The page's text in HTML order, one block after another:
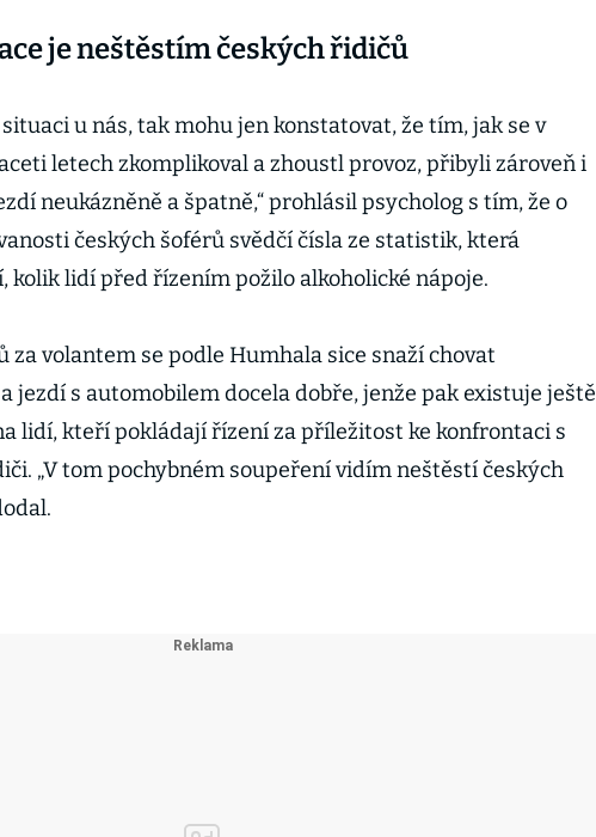
je neštěstím českých řidičů
situaci u nás, tak mohu jen konstatovat, že tím, jak se v
letech zkomplikoval a zhoustl provoz, přibyli zároveň i
neukázněně a špatně,“ prohlásil psycholog s tím, že o
českých šoférů svědčí čísla ze statistik, která
kolik lidí před řízením požilo alkoholické nápoje.
za volantem se podle Humhala sice snaží chovat
jezdí s automobilem docela dobře, jenže pak existuje ještě
lidí, kteří pokládají řízení za příležitost ke konfrontaci s
„V tom pochybném soupeření vidím neštěstí českých